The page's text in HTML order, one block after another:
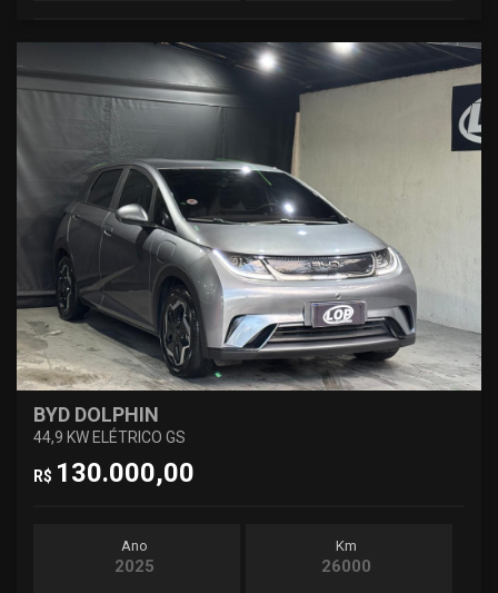
BYD DOLPHIN
44,9 KW ELÉTRICO GS
R$ 130.000,00
Ano
2025
Km
26000